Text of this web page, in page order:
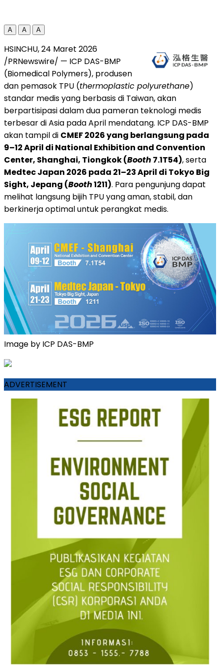
A A A
HSINCHU,24 Maret 2026
/PRNewswire/ — ICP DAS-BMP
(Biomedical Polymers), produsen
dan pemasok TPU (thermoplastic polyurethane)
standar medis yang berbasis di Taiwan, akan
berpartisipasi dalam dua pameran teknologi medis
terbesar di Asia pada April mendatang. ICP DAS-BMP
akan tampil di CMEF 2026 yang berlangsung pada
9–12 April di National Exhibition and Convention
Center, Shanghai, Tiongkok (Booth 7.1T54), serta
Medtec Japan 2026 pada 21–23 April di Tokyo Big
Sight, Jepang (Booth1211). Para pengunjung dapat
melihat langsung bijih TPU yang aman, stabil, dan
berkinerja optimal untuk perangkat medis.
Image by ICP DAS-BMP
ADVERTISEMENT